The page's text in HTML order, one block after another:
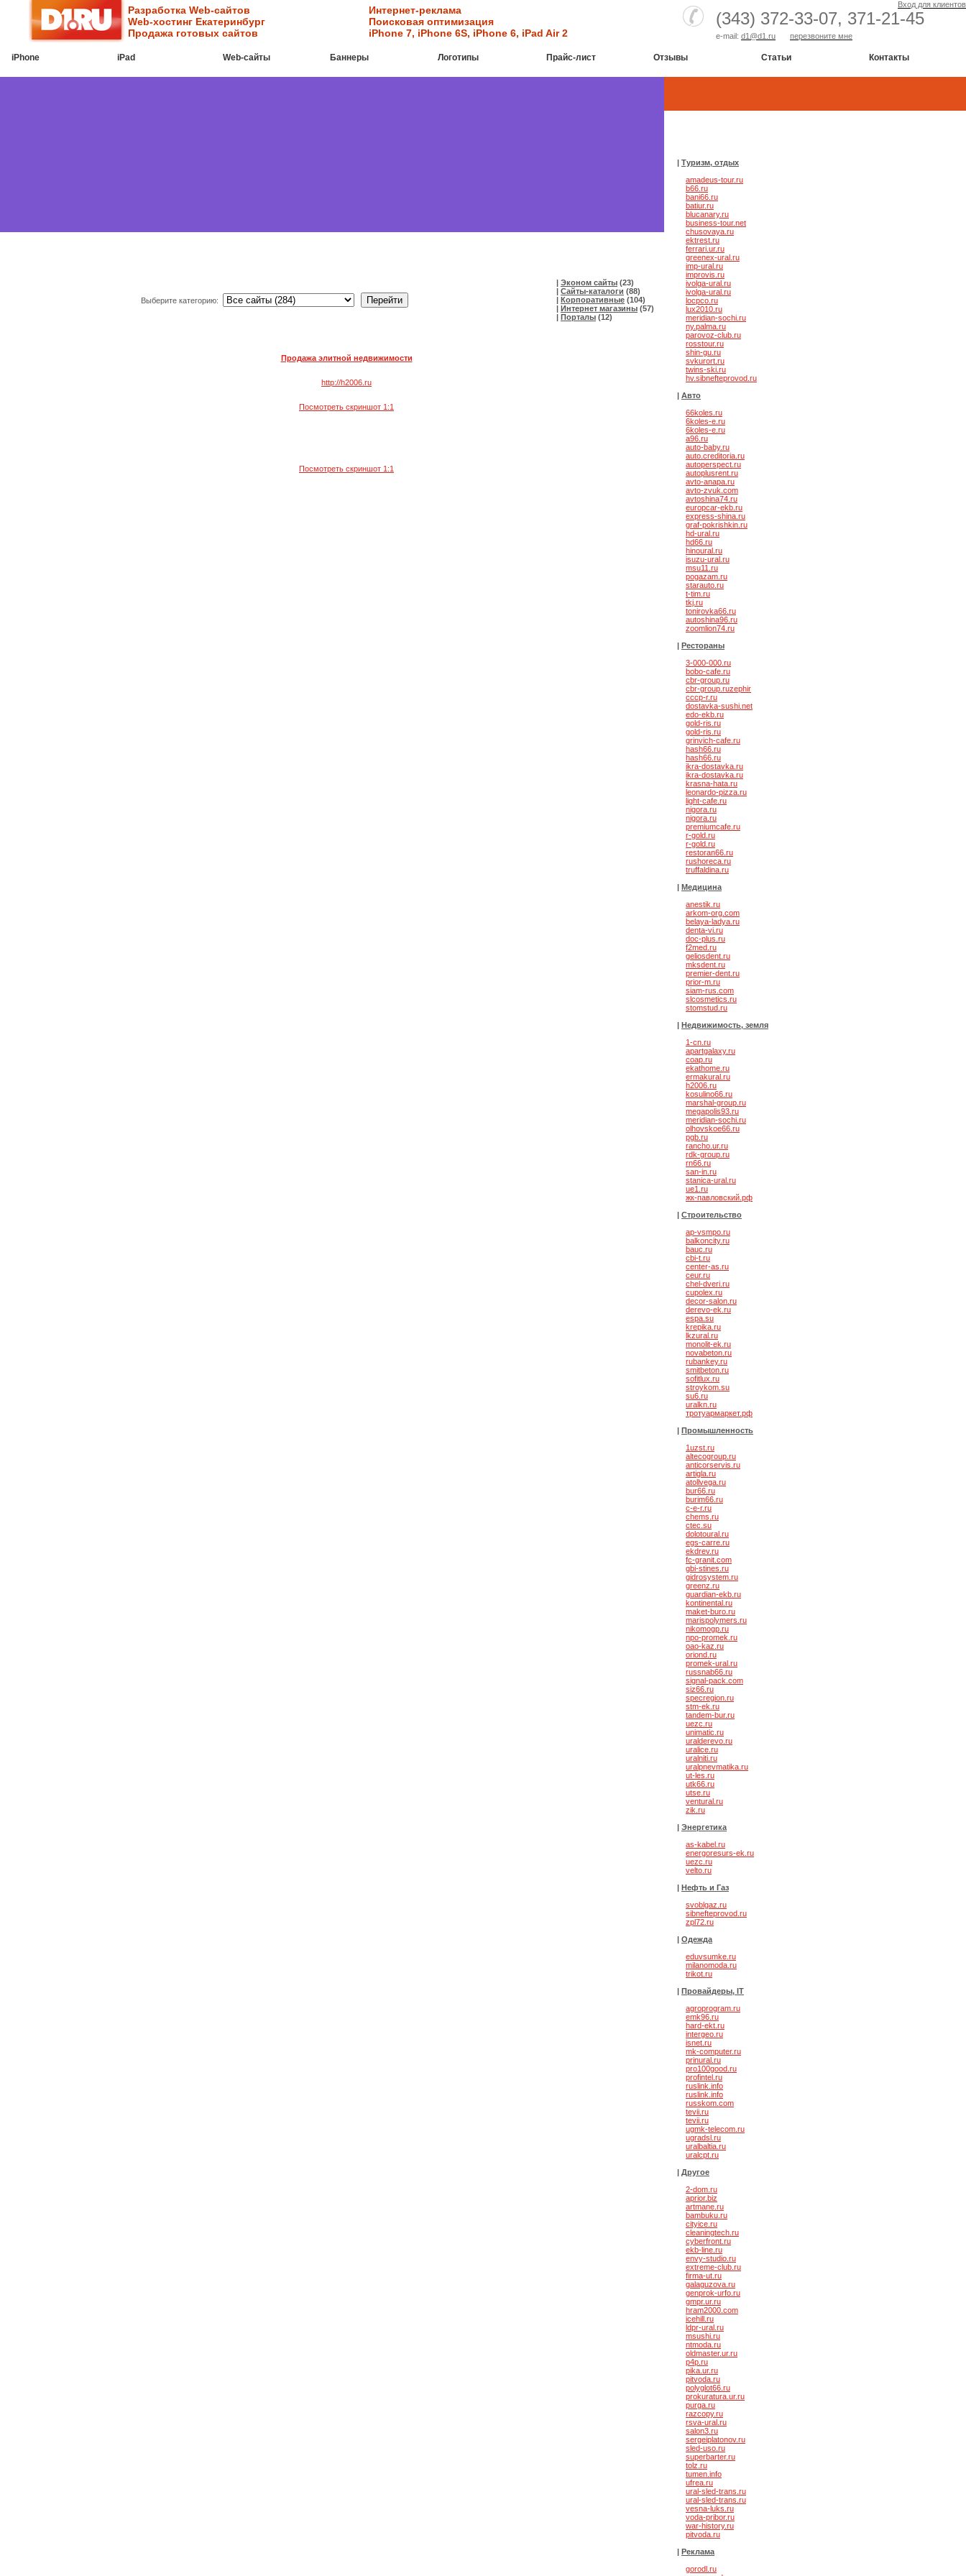
Разработка Web-сайтов
Web-хостинг Екатеринбург
Продажа готовых сайтов
Интернет-реклама
Поисковая оптимизация
iPhone 7, iPhone 6S, iPhone 6, iPad Air 2
Вход для клиентов
(343) 372-33-07, 371-21-45
e-mail: d1@d1.ru перезвоните мне
iPhone iPad Web-cайты Баннеры Логотипы Прайс-лист Отзывы Статьи Контакты
Выберите категорию:
| Эконом сайты (23)
| Сайты-каталоги (88)
| Корпоративные (104)
| Интернет магазины (57)
| Порталы (12)
Продажа элитной недвижимости
http://h2006.ru
Посмотреть скриншот 1:1
Посмотреть скриншот 1:1
| Туризм, отдых
amadeus-tour.ru
b66.ru
bani66.ru
batiur.ru
blucanary.ru
business-tour.net
chusovaya.ru
ektrest.ru
ferrari.ur.ru
greenex-ural.ru
imp-ural.ru
improvis.ru
ivolga-ural.ru
ivolga-ural.ru
locpco.ru
lux2010.ru
meridian-sochi.ru
ny.palma.ru
parovoz-club.ru
rosstour.ru
shin-gu.ru
svkurort.ru
twins-ski.ru
hv.sibnefteprovod.ru
| Авто
66koles.ru
6koles-e.ru
6koles-e.ru
a96.ru
auto-baby.ru
auto.creditoria.ru
autoperspect.ru
autoplusrent.ru
avto-anapa.ru
avto-zvuk.com
avtoshina74.ru
europcar-ekb.ru
express-shina.ru
graf-pokrishkin.ru
hd-ural.ru
hd66.ru
hinoural.ru
isuzu-ural.ru
msu11.ru
pogazam.ru
starauto.ru
t-tim.ru
tkj.ru
tonirovka66.ru
autoshina96.ru
zoomlion74.ru
| Рестораны
3-000-000.ru
bobo-cafe.ru
cbr-group.ru
cbr-group.ruzephir
cccp-r.ru
dostavka-sushi.net
edo-ekb.ru
gold-ris.ru
gold-ris.ru
grinvich-cafe.ru
hash66.ru
hash66.ru
ikra-dostavka.ru
ikra-dostavka.ru
krasna-hata.ru
leonardo-pizza.ru
light-cafe.ru
nigora.ru
nigora.ru
premiumcafe.ru
r-gold.ru
r-gold.ru
restoran66.ru
rushoreca.ru
truffaldina.ru
| Медицина
anestik.ru
arkom-org.com
belaya-ladya.ru
denta-vi.ru
doc-plus.ru
f2med.ru
geliosdent.ru
mksdent.ru
premier-dent.ru
prior-m.ru
siam-rus.com
slcosmetics.ru
stomstud.ru
| Недвижимость, земля
1-cn.ru
apartgalaxy.ru
coap.ru
ekathome.ru
ermakural.ru
h2006.ru
kosulino66.ru
marshal-group.ru
megapolis93.ru
meridian-sochi.ru
olhovskoe66.ru
pgb.ru
rancho.ur.ru
rdk-group.ru
rn66.ru
san-in.ru
stanica-ural.ru
ue1.ru
жк-павловский.рф
| Строительство
ap-vsmpo.ru
balkoncity.ru
bauc.ru
cbi-t.ru
center-as.ru
ceur.ru
chel-dveri.ru
cupolex.ru
decor-salon.ru
derevo-ek.ru
espa.su
krepika.ru
lkzural.ru
monolit-ek.ru
novabeton.ru
rubankey.ru
smitbeton.ru
sofitlux.ru
stroykom.su
su6.ru
uralkn.ru
тротуармаркет.рф
| Промышленность
1uzst.ru
altecogroup.ru
anticorservis.ru
artigla.ru
atollvega.ru
bur66.ru
burim66.ru
c-e-r.ru
chems.ru
ctec.su
dolotoural.ru
egs-carre.ru
ekdrev.ru
fc-granit.com
gbi-stines.ru
gidrosystem.ru
greenz.ru
guardian-ekb.ru
kontinental.ru
maket-buro.ru
marispolymers.ru
nikomogp.ru
npo-promek.ru
oao-kaz.ru
oriond.ru
promek-ural.ru
russnab66.ru
signal-pack.com
siz66.ru
specregion.ru
stm-ek.ru
tandem-bur.ru
uezc.ru
unimatic.ru
uralderevo.ru
uralice.ru
uralniti.ru
uralpnevmatika.ru
ut-les.ru
utk66.ru
utse.ru
ventural.ru
zik.ru
| Энергетика
as-kabel.ru
energoresurs-ek.ru
uezc.ru
velto.ru
| Нефть и Газ
svoblgaz.ru
sibnefteprovod.ru
zpl72.ru
| Одежда
eduvsumke.ru
milanomoda.ru
trikot.ru
| Провайдеры, IT
agroprogram.ru
emk96.ru
hard-ekt.ru
intergeo.ru
isnet.ru
mk-computer.ru
prinural.ru
pro100good.ru
profintel.ru
ruslink.info
ruslink.info
russkom.com
tevii.ru
tevii.ru
ugmk-telecom.ru
ugradsl.ru
uralbaltia.ru
uralcpt.ru
| Другое
2-dom.ru
aprior.biz
artmane.ru
bambuku.ru
cityice.ru
cleaningtech.ru
cyberfront.ru
ekb-line.ru
envy-studio.ru
extreme-club.ru
firma-ut.ru
galaguzova.ru
genprok-urfo.ru
gmpr.ur.ru
hram2000.com
icehill.ru
ldpr-ural.ru
msushi.ru
ntmoda.ru
oldmaster.ur.ru
p4p.ru
pika.ur.ru
pitvoda.ru
polyglot66.ru
prokuratura.ur.ru
purga.ru
razcopy.ru
rsva-ural.ru
salon3.ru
sergeiplatonov.ru
sled-uso.ru
superbarter.ru
tolz.ru
tumen.info
ufrea.ru
ural-sled-trans.ru
ural-sled-trans.ru
vesna-luks.ru
voda-pribor.ru
war-history.ru
pitvoda.ru
| Реклама
gorodl.ru